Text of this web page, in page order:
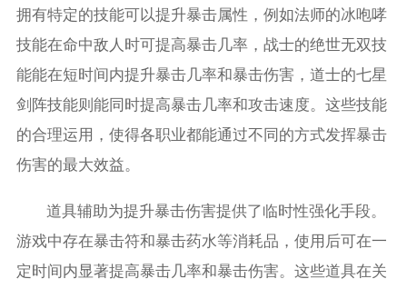
拥有特定的技能可以提升暴击属性，例如法师的冰咆哮
技能在命中敌人时可提高暴击几率，战士的绝世无双技
能能在短时间内提升暴击几率和暴击伤害，道士的七星
剑阵技能则能同时提高暴击几率和攻击速度。这些技能
的合理运用，使得各职业都能通过不同的方式发挥暴击
伤害的最大效益。
道具辅助为提升暴击伤害提供了临时性强化手段。
游戏中存在暴击符和暴击药水等消耗品，使用后可在一
定时间内显著提高暴击几率和暴击伤害。这些道具在关